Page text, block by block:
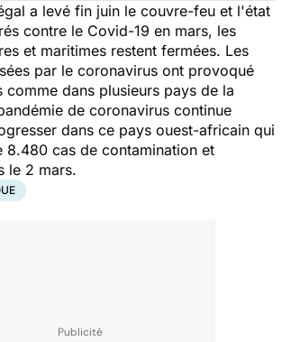
a levé fin juin le couvre-feu et l'état
contre le Covid-19 en mars, les
et maritimes restent fermées. Les
par le coronavirus ont provoqué
comme dans plusieurs pays de la
de coronavirus continue
dans ce pays ouest-africain qui
8.480 cas de contamination et
le 2 mars.